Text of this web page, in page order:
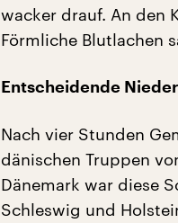
wacker drauf. An den
Förmliche Blutlachen
Entscheidende
Nach vier Stunden
dänischen Truppen
Dänemark war diese
Schleswig und